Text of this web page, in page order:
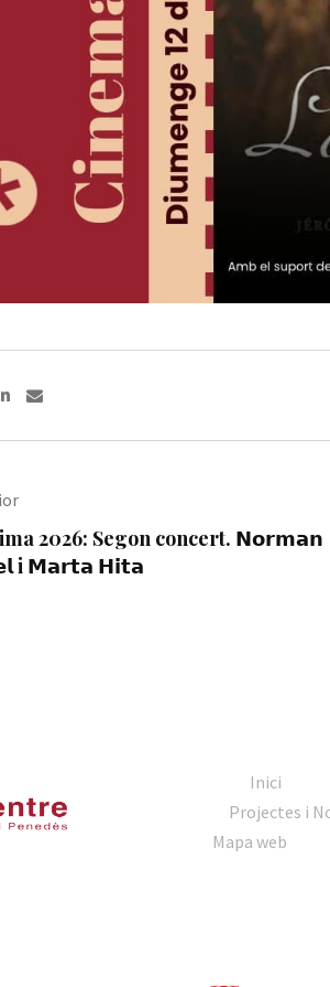
2026: Segon concert. 𝗡𝗼𝗿𝗺𝗮𝗻
i 𝗠𝗮𝗿𝘁𝗮 𝗛𝗶𝘁𝗮
Inici
Projectes i
Mapa web